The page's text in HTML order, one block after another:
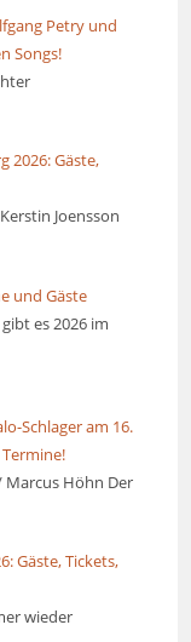
Petry und
Songs!
2026: Gäste,
Joensson
und Gäste
es 2026 im
Schlager am 16.
Marcus Höhn Der
Gäste, Tickets,
wieder